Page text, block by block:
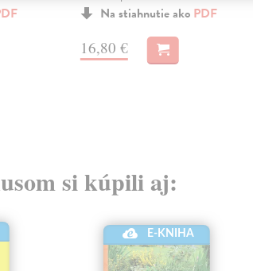
Na stiahnutie ako PDF
16,80 €
si kúpili aj:
E-KNIHA